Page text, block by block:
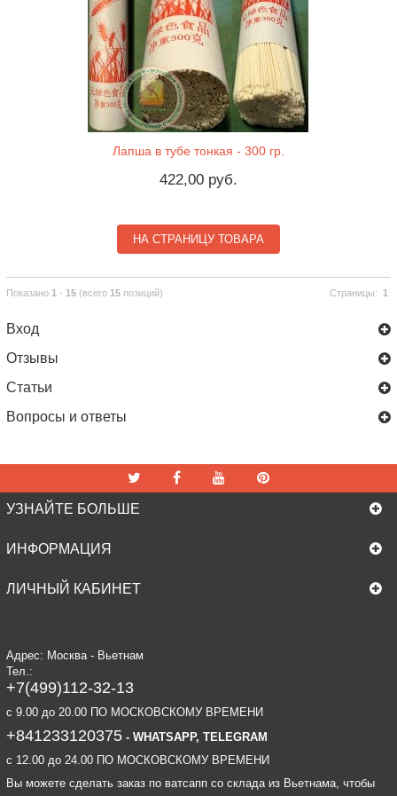
Лапша в тубе тонкая - 300 гр.
422,00 руб.
НА СТРАНИЦУ ТОВАРА
Страницы: 1
Показано 1 - 15(всего 15позиций)
Вход
Отзывы
Статьи
Вопросы и ответы
УЗНАЙТЕ БОЛЬШЕ
ИНФОРМАЦИЯ
ЛИЧНЫЙ КАБИНЕТ
Адрес: Москва - Вьетнам
Тел.:
+7(499)112-32-13
c 9.00 до 20.00 ПО МОСКОВСКОМУ ВРЕМЕНИ
+841233120375- WHATSAPP, TELEGRAM
c 12.00 до 24.00 ПО МОСКОВСКОМУ ВРЕМЕНИ
Вы можете сделать заказ по ватсапп со склада из Вьетнама, чтобы